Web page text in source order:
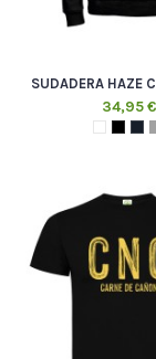
SUDADERA HAZE
34,95 €